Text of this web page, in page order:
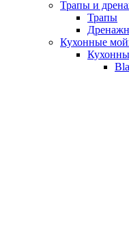
Трапы и
Трапы
Кухонные